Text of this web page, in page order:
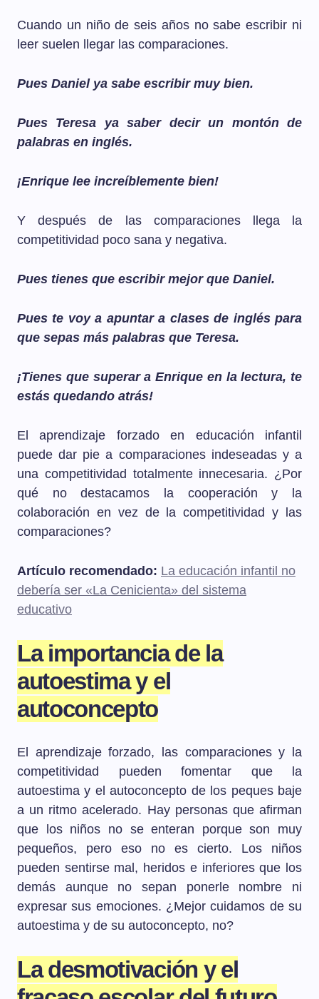
Cuando un niño de seis años no sabe escribir ni
leer suelen llegar las comparaciones.
Pues Daniel ya sabe escribir muy bien.
Pues Teresa ya saber decir un montón de
palabras en inglés.
¡Enrique lee increíblemente bien!
Y después de las comparaciones llega la
competitividad poco sana y negativa.
Pues tienes que escribir mejor que Daniel.
Pues te voy a apuntar a clases de inglés para
que sepas más palabras que Teresa.
¡Tienes que superar a Enrique en la lectura, te
estás quedando atrás!
El aprendizaje forzado en educación infantil
puede dar pie a comparaciones indeseadas y a
una competitividad totalmente innecesaria. ¿Por
qué no destacamos la cooperación y la
colaboración en vez de la competitividad y las
comparaciones?
Artículo recomendado: La educación infantil no
debería ser «La Cenicienta» del sistema
educativo
La importancia de la
autoestima y el
autoconcepto
El aprendizaje forzado, las comparaciones y la
competitividad pueden fomentar que la
autoestima y el autoconcepto de los peques baje
a un ritmo acelerado. Hay personas que afirman
que los niños no se enteran porque son muy
pequeños, pero eso no es cierto. Los niños
pueden sentirse mal, heridos e inferiores que los
demás aunque no sepan ponerle nombre ni
expresar sus emociones. ¿Mejor cuidamos de su
autoestima y de su autoconcepto, no?
La desmotivación y el